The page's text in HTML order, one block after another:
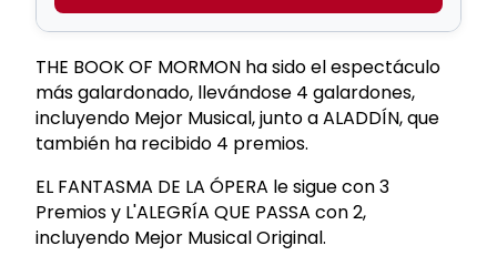
THE BOOK OF MORMON ha sido el espectáculo
más galardonado, llevándose 4 galardones,
incluyendo Mejor Musical, junto a ALADDÍN, que
también ha recibido 4 premios.
EL FANTASMA DE LA ÓPERA le sigue con 3
Premios y L'ALEGRÍA QUE PASSA con 2,
incluyendo Mejor Musical Original.